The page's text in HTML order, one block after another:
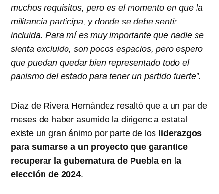
muchos requisitos, pero es el momento en que la
militancia participa, y donde se debe sentir
incluida. Para mí es muy importante que nadie se
sienta excluido, son pocos espacios, pero espero
que puedan quedar bien representado todo el
panismo del estado para tener un partido fuerte”.
Díaz de Rivera Hernández resaltó que a un par de
meses de haber asumido la dirigencia estatal
existe un gran ánimo por parte de los liderazgos
para sumarse a un proyecto que garantice
recuperar la gubernatura de Puebla en la
elección de 2024.